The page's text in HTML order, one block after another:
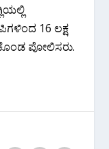
16 ಲಕ್ಷ
ಪೋಲಿಸರು.